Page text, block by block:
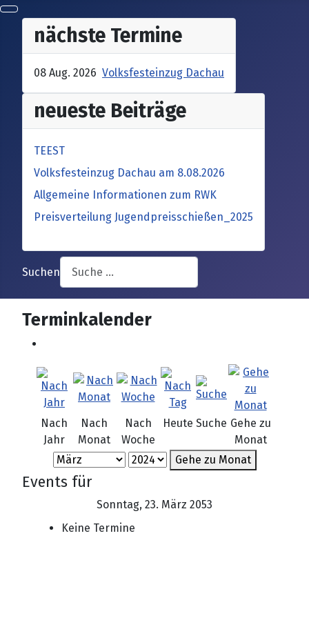
nächste Termine
08 Aug. 2026 Volksfesteinzug Dachau
neueste Beiträge
TEEST
Volksfesteinzug Dachau am 8.08.2026
Allgemeine Informationen zum RWK
Preisverteilung Jugendpreisschießen_2025
Suchen
Terminkalender
Nach
Jahr
Nach
Monat
Nach
Woche
Heute Suche Gehe zu
Monat
Gehe zu Monat
Events für
Sonntag, 23. März 2053
Keine Termine